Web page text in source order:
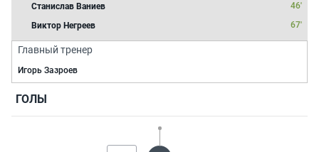
Станислав Ваниев
46'
Виктор Негреев
67'
Главный тренер
Игорь Зазроев
ГОЛЫ